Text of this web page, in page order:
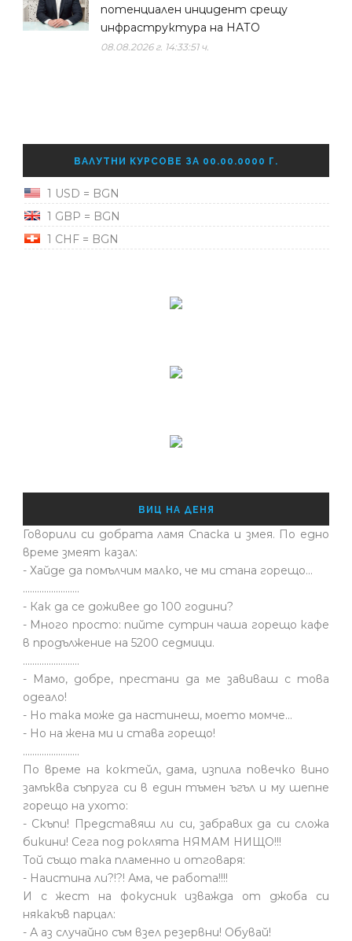
потенциален инцидент срещу
инфраструктура на НАТО
08.08.2026 г. 14:33:51 ч.
ВАЛУТНИ КУРСОВЕ ЗА 00.00.0000 Г.
1 USD = BGN
1 GBP = BGN
1 CHF = BGN
ВИЦ НА ДЕНЯ
Говорили си добрата ламя Спаска и змея. По едно
време змеят казал:
- Хайде да помълчим малко, че ми стана горещо...
........................
- Как да се доживее до 100 години?
- Много просто: пийте сутрин чаша горещо кафе
в продължение на 5200 седмици.
........................
- Мамо, добре, престани да ме завиваш с това
одеало!
- Но така може да настинеш, моето момче…
- Но на жена ми и става горещо!
........................
По време на коктейл, дама, изпила повечко вино
замъква съпруга си в един тъмен ъгъл и му шепне
горещо на ухото:
- Скъпи! Представяш ли си, забравих да си сложа
бикини! Сега под роклята НЯМАМ НИЩО!!!
Той също така пламенно и отговаря:
- Наистина ли?!?! Ама, че работа!!!!
И с жест на фокусник изважда от джоба си
някакъв парцал:
- А аз случайно съм взел резервни! Обувай!